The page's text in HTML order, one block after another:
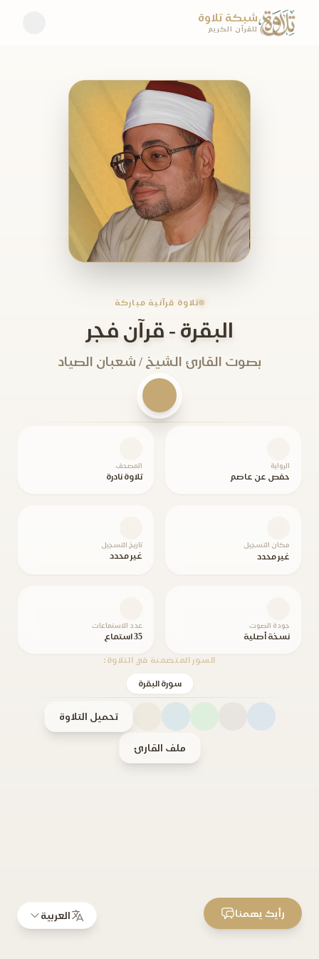
شبكة تلاوة
للقرآن الكريم
تلاوة قرآنية مباركة
البقرة - قرآن فجر
بصوت القارئ الشيخ / شعبان الصياد
الرواية
حفص عن عاصم
المصحف
تلاوة نادرة
مكان التسجيل
غير محدد
تاريخ التسجيل
غير محدد
جودة الصوت
نسخة أصلية
عدد الاستماعات
35 استماع
السور المتضمنة في التلاوة:
سورة البقرة
تحميل التلاوة
ملف القارئ
العربية رأيك يهمنا